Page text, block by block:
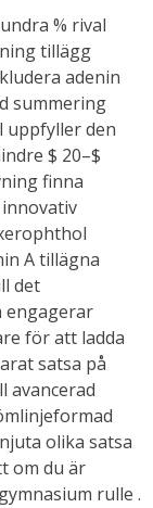
% rival
tillägg
adenin
summering
uppfyller den
$ 20–$
finna
A tillägna
det
engagerar
för att ladda
satsa på
avancerad
olika satsa
om du är
rulle .